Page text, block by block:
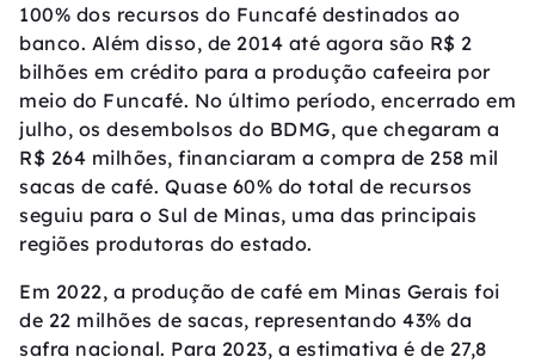
100% dos recursos do Funcafé destinados ao
banco. Além disso, de 2014 até agora são R$ 2
bilhões em crédito para a produção cafeeira por
meio do Funcafé. No último período, encerrado em
julho, os desembolsos do BDMG, que chegaram a
R$ 264 milhões, financiaram a compra de 258 mil
sacas de café. Quase 60% do total de recursos
seguiu para o Sul de Minas, uma das principais
regiões produtoras do estado.
Em 2022, a produção de café em Minas Gerais foi
de 22 milhões de sacas, representando 43% da
safra nacional. Para 2023, a estimativa é de 27,8